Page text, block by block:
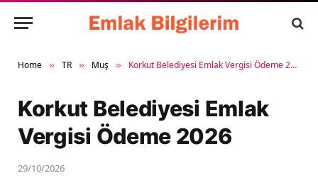
Home » TR » Muş » Korkut Belediyesi Emlak Vergisi Ödeme 2026
Korkut Belediyesi Emlak
Vergisi Ödeme 2026
29/10/2026